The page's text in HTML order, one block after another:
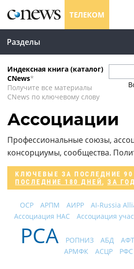
ТЕЛЕКОМ
Разделы
Индексная книга (каталог)
CNews*
Получите все материалы
CNews по ключевому слову
Ассоциации
Профессиональные союзы,
консорциумы, сообщества.
КЛЮЧЕВЫЕ ЗА ПОСЛЕДНИЕ
ПОСЛЕДНИЕ 180 ДНЕЙ, ЗА ГОД
OCP АРПМ АИРР AI-Russia
Ассоциация НАС
Ассоциация
РСА РОПНИЗ АБД АФТ
АРМФК
АСЦР РФС